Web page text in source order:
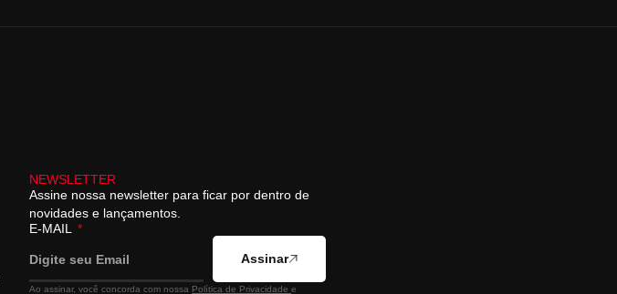
NEWSLETTER
Assine nossa newsletter para ficar por dentro de
novidades e lançamentos.
E-MAIL
Assinar
Ao assinar, você concorda com nossa Política de Privacidade e